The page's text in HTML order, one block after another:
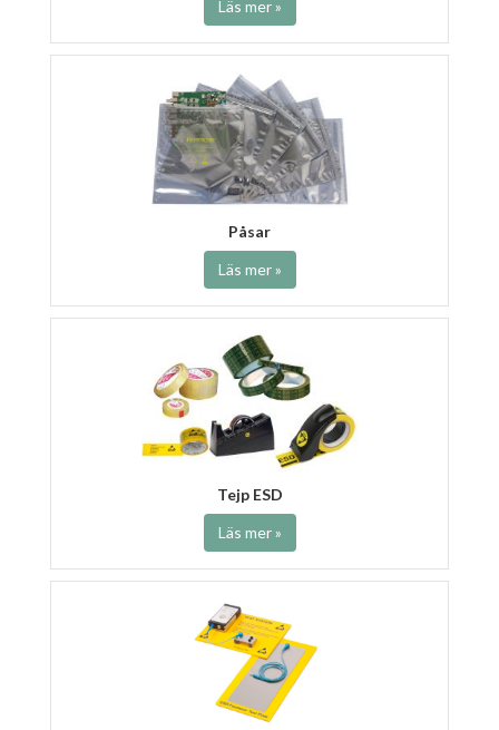
Läs mer »
Påsar
Läs mer »
Tejp ESD
Läs mer »